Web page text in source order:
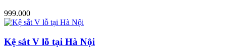
999.000
Kệ sắt V lỗ tại Hà Nội